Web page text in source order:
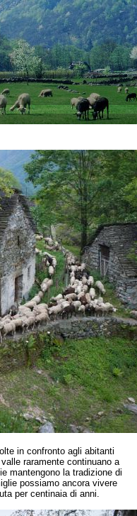
in confronto agli abitanti
raramente continuano a
mantengono la tradizione di
possiamo ancora vivere
per centinaia di anni.